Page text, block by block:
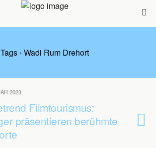
Tags › Wadi Rum Drehort
2023
Filmtourismus:
präsentieren berühmte